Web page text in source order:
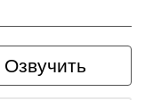
Озвучить